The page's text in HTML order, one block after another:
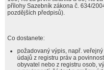
přílohy Sazebník zákona č. 634/
pozdějších předpisů).
Co dostanete:
požadovaný výpis, např.
údajů z registru práv a
obyvatel nebo z registru osob,